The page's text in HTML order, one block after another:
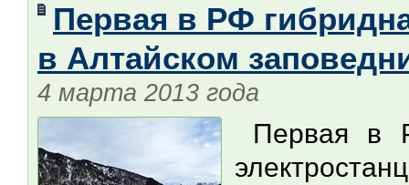
Первая в РФ
в Алтайском
4 марта 2013 года
Первая в